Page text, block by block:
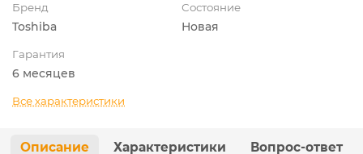
Бренд
Toshiba
Состояние
Новая
Гарантия
6 месяцев
Все характеристики
Описание Характеристики Вопрос-ответ